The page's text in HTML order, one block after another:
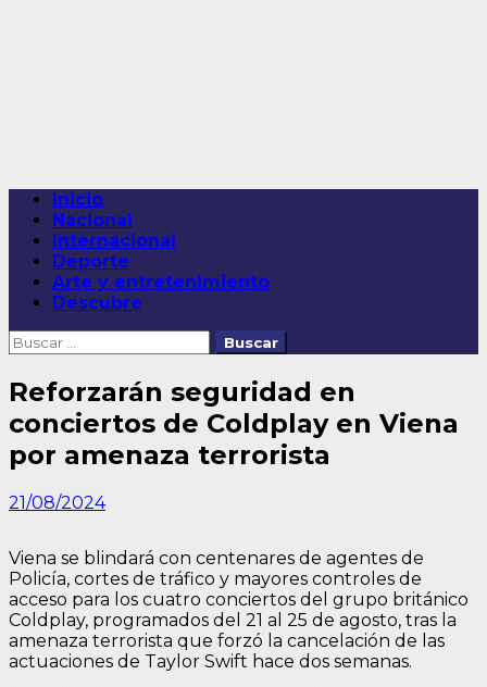
Menú
principal
Inicio
Nacional
Internacional
Deporte
Arte y entretenimiento
Descubre
Buscar:
Reforzarán seguridad en
conciertos de Coldplay en Viena
por amenaza terrorista
21/08/2024
Viena se blindará con centenares de agentes de
Policía, cortes de tráfico y mayores controles de
acceso para los cuatro conciertos del grupo británico
Coldplay, programados del 21 al 25 de agosto, tras la
amenaza terrorista que forzó la cancelación de las
actuaciones de Taylor Swift hace dos semanas.